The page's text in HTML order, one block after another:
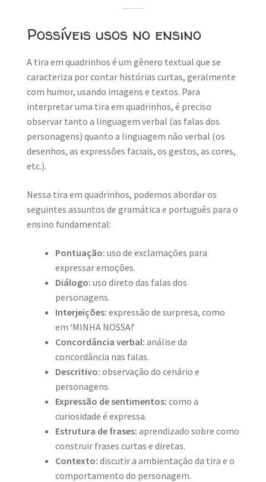
Possíveis usos no ensino
A tira em quadrinhos é um gênero textual que se
caracteriza por contar histórias curtas, geralmente
com humor, usando imagens e textos. Para
interpretar uma tira em quadrinhos, é preciso
observar tanto a linguagem verbal (as falas dos
personagens) quanto a linguagem não verbal (os
desenhos, as expressões faciais, os gestos, as cores,
etc.).
Nessa tira em quadrinhos, podemos abordar os
seguintes assuntos de gramática e português para o
ensino fundamental:
Pontuação: uso de exclamações para
expressar emoções.
Diálogo: uso direto das falas dos
personagens.
Interjeições: expressão de surpresa, como
em ‘MINHA NOSSA!’
Concordância verbal: análise da
concordância nas falas.
Descritivo: observação do cenário e
personagens.
Expressão de sentimentos: como a
curiosidade é expressa.
Estrutura de frases: aprendizado sobre como
construir frases curtas e diretas.
Contexto: discutir a ambientação da tira e o
comportamento do personagem.